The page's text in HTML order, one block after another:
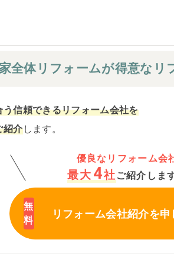
全体リフォームが得意なリ
信頼できるリフォーム会社を
紹介します。
優良なリフォーム会
最大 4社 ご紹介しま
リフォーム会社紹介を申